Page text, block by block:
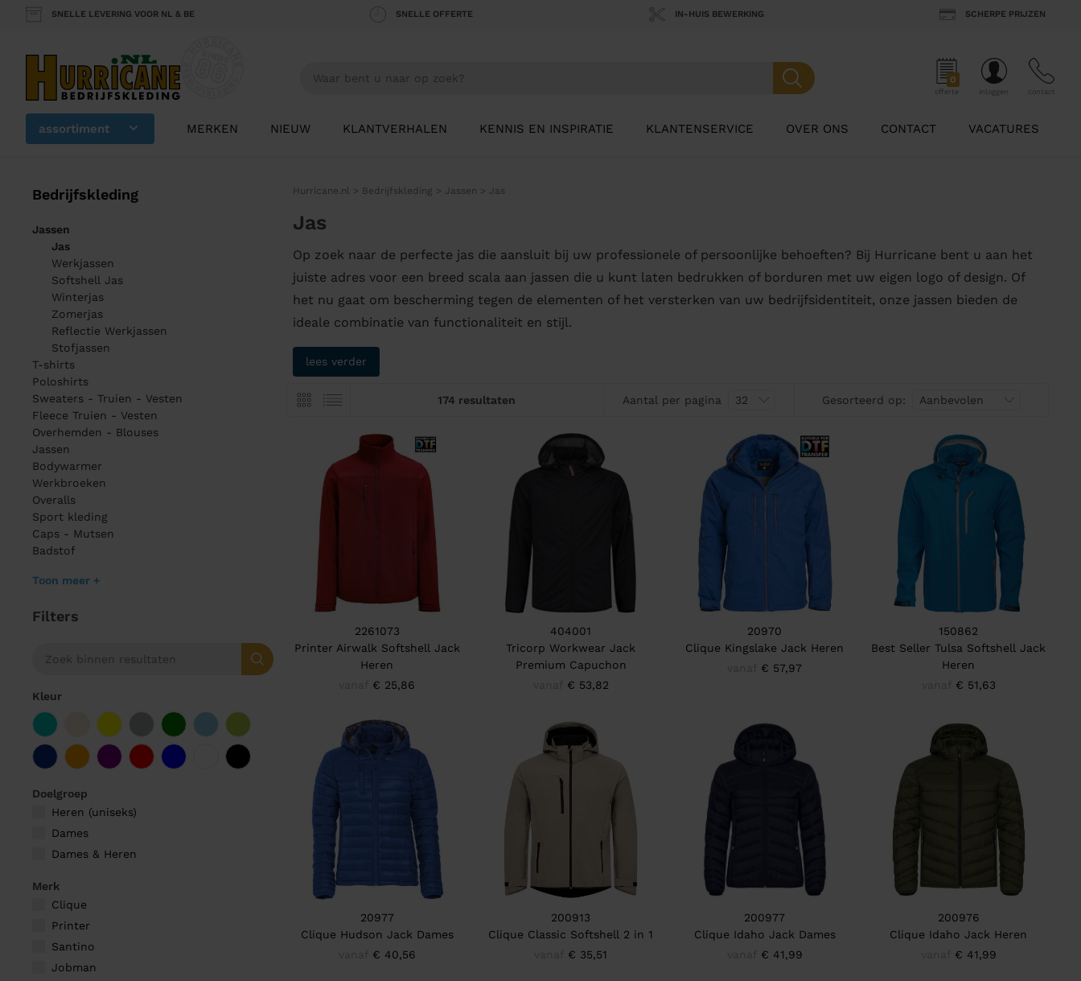
SNELLE LEVERING VOOR NL & BE SNELLE OFFERTE IN-HUIS BEWERKING SCHERPE PRIJZEN
0
offerte inloggen contact
assortiment MERKEN NIEUW KLANTVERHALEN KENNIS EN INSPIRATIE KLANTENSERVICE OVER ONS CONTACT VACATURES
Bedrijfskleding
Jassen
Jas
Werkjassen
Softshell Jas
Winterjas
Zomerjas
Reflectie Werkjassen
Stofjassen
T-shirts
Poloshirts
Sweaters - Truien - Vesten
Fleece Truien - Vesten
Overhemden - Blouses
Jassen
Bodywarmer
Werkbroeken
Overalls
Sport kleding
Caps - Mutsen
Badstof
Toon meer +
Filters
Kleur
Doelgroep
Heren (uniseks)
Dames
Dames & Heren
Merk
Clique
Printer
Santino
Jobman
Hurricane.nl > Bedrijfskleding > Jassen > Jas
Jas
Op zoek naar de perfecte jas die aansluit bij uw professionele of persoonlijke behoeften? Bij Hurricane bent u aan het
juiste adres voor een breed scala aan jassen die u kunt laten bedrukken of borduren met uw eigen logo of design. Of
het nu gaat om bescherming tegen de elementen of het versterken van uw bedrijfsidentiteit, onze jassen bieden de
ideale combinatie van functionaliteit en stijl.
lees verder
174 resultaten Aantal per pagina Gesorteerd op:
2261073
Printer Airwalk Softshell Jack
Heren
€ 25,86
404001
Tricorp Workwear Jack
Premium Capuchon
€ 53,82
20970
Clique Kingslake Jack Heren
€ 57,97
150862
Best Seller Tulsa Softshell Jack
Heren
€ 51,63
20977
Clique Hudson Jack Dames
€ 40,56
200913
Clique Classic Softshell 2 in 1
€ 35,51
200977
Clique Idaho Jack Dames
€ 41,99
200976
Clique Idaho Jack Heren
€ 41,99